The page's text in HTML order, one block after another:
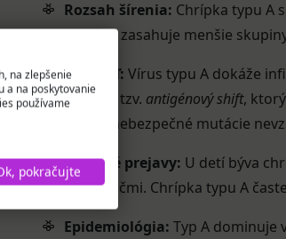
Rozsah šírenia: Chrípka typu A
dosah a zasahuje menšie
Hostiteľ: Vírus typu A dokáže
génov – tzv. antigénový shift,
takéto nebezpečné mutácie
Klinické prejavy: U detí býva
alebo kŕčmi. Chrípka typu A
Epidemiológia: Typ A dominuje
na zlepšenie
a na poskytovanie
používame
pokračujte